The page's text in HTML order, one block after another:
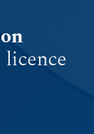
licence